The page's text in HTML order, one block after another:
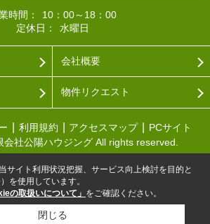
時間：
10：00～18：00
定休日：
水曜日
会社概要
物件リクエスト
利用規約 アクセスマップ
PCサイト
会社公陽ハウジング All rights reserved.
サイト利用状況把握、サービス向上検討を目的と
を使用しています。
の取扱いについて」 をご確認ください。
閉じる